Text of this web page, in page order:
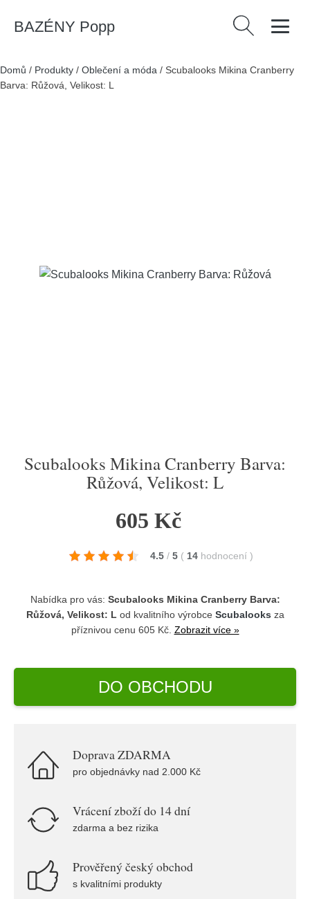
BAZÉNY Popp Vyhledávání
Domů / Produkty / Oblečení a móda / Scubalooks Mikina Cranberry
Barva: Růžová, Velikost: L
Scubalooks Mikina Cranberry Barva:
Růžová, Velikost: L
605 Kč
4.5 / 5 ( 14 hodnocení )
Nabídka pro vás: Scubalooks Mikina Cranberry Barva:
Růžová, Velikost: L od kvalitního výrobce Scubalooks za
příznivou cenu 605 Kč. Zobrazit více »
DO OBCHODU
Doprava ZDARMA
pro objednávky nad 2.000 Kč
Vrácení zboží do 14 dní
zdarma a bez rizika
Prověřený český obchod
s kvalitními produkty